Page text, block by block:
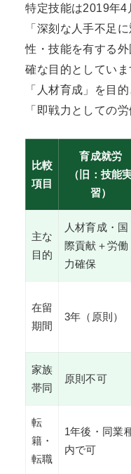
特定技能は2019年4
「深刻な人手不足
性・技能を有する
確な目的としてい
「人材育成」を目
「即戦力としての
比較
項目
育成就労
（旧：技能
習）
主な
目的
人材育成・国
際貢献＋労働
力確保
在留
期間
3年（原則）
家族
帯同
原則不可
転
籍・
転職
1年後・同業
内で可